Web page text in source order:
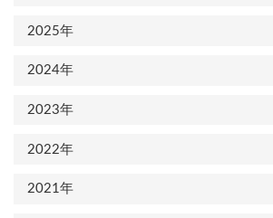
2025年
2024年
2023年
2022年
2021年